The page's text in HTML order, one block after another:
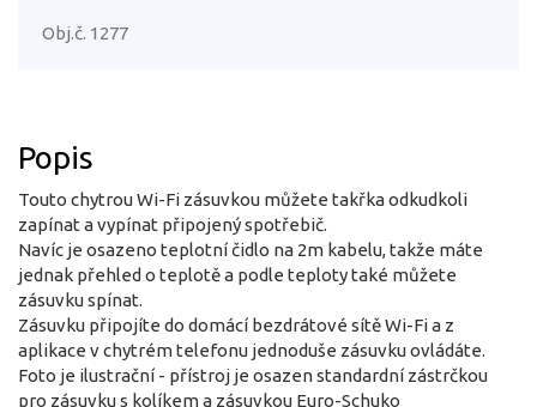
Obj.č. 1277
Popis
Touto chytrou Wi-Fi zásuvkou můžete takřka odkudkoli
zapínat a vypínat připojený spotřebič.
Navíc je osazeno teplotní čidlo na 2m kabelu, takže máte
jednak přehled o teplotě a podle teploty také můžete
zásuvku spínat.
Zásuvku připojíte do domácí bezdrátové sítě Wi-Fi a z
aplikace v chytrém telefonu jednoduše zásuvku ovládáte.
Foto je ilustrační - přístroj je osazen standardní zástrčkou
pro zásuvku s kolíkem a zásuvkou Euro-Schuko